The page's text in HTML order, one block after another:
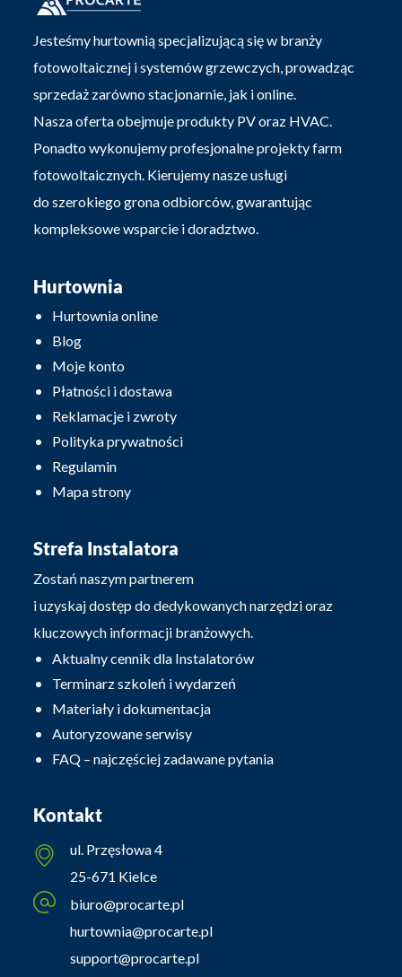
Jesteśmy hurtownią specjalizującą się w branży
fotowoltaicznej i systemów grzewczych, prowadząc
sprzedaż zarówno stacjonarnie, jak i online.
Nasza oferta obejmuje produkty PV oraz HVAC.
Ponadto wykonujemy profesjonalne projekty farm
fotowoltaicznych. Kierujemy nasze usługi
do szerokiego grona odbiorców, gwarantując
kompleksowe wsparcie i doradztwo.
Hurtownia
Hurtownia online
Blog
Moje konto
Płatności i dostawa
Reklamacje i zwroty
Polityka prywatności
Regulamin
Mapa strony
Strefa Instalatora
Zostań naszym partnerem
i uzyskaj dostęp do dedykowanych narzędzi oraz
kluczowych informacji branżowych.
Aktualny cennik dla Instalatorów
Terminarz szkoleń i wydarzeń
Materiały i dokumentacja
Autoryzowane serwisy
FAQ – najczęściej zadawane pytania
Kontakt
ul. Przęsłowa 4
25-671 Kielce
biuro@procarte.pl
hurtownia@procarte.pl
support@procarte.pl